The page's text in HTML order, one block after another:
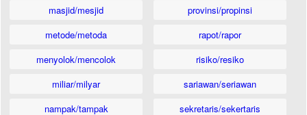
masjid/mesjid
metode/metoda
menyolok/mencolok
miliar/milyar
nampak/tampak
provinsi/propinsi
rapot/rapor
risiko/resiko
sariawan/seriawan
sekretaris/sekertaris